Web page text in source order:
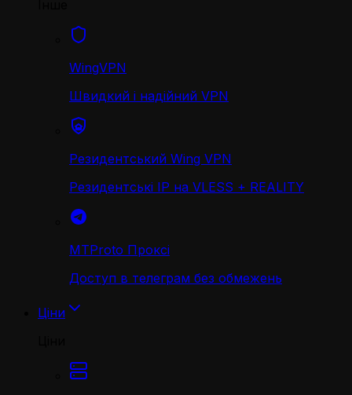
WingVPN
Швидкий і надійний VPN
Резидентський Wing VPN
Резидентські IP на VLESS + REALITY
MTProto Проксі
Доступ в телеграм без обмежень
Ціни